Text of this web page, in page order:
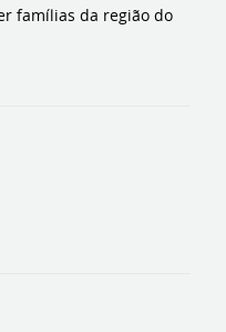
famílias da região do